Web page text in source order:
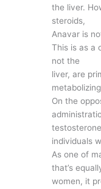
the liver.
steroids,
Anavar is
This is as a
not the
liver, are
On the
individuals
As one of
that’s
women, it